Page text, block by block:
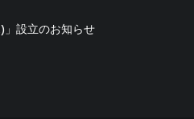
」設立のお知らせ